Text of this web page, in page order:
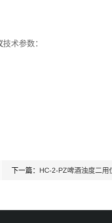
技术参数：
下一篇： HC-2-PZ啤酒浊度二用